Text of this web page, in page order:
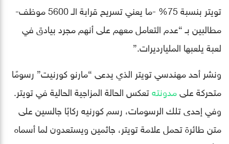
تويتر بنسبة 75% -ما يعني تسريح قرابة الـ 5600 موظف-
مطالبين بـ “عدم التعامل معهم على أنهم مجرد بيادق في
لعبة يلعبها المليارديرات.”
ونشر أحد مهندسي تويتر الذي يدعى “مارنو كورنيت” رسومًا
متحركة علىمدونتهتعكس الحالة المزاجية الحالية في تويتر.
وفي إحدى تلك الرسومات، رسم كورنيه ركابًا جالسين على
متن طائرة تحمل علامة تويتر، جاثمين ويستعدون لما أسماه